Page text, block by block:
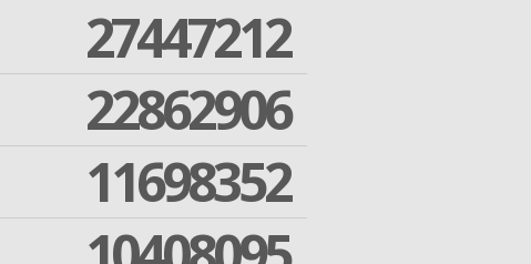
27447212
22862906
11698352